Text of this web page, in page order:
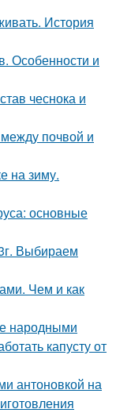
История
Особенности и
чеснока и
между почвой и
на зиму.
основные
Выбираем
Чем и как
народными
капусту от
антоновкой на